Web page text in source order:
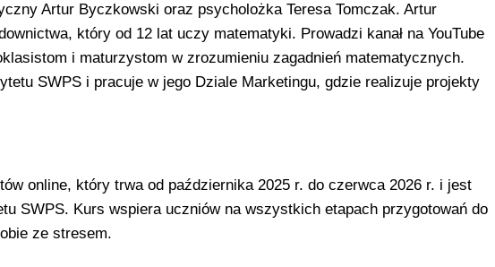
Artur Byczkowski oraz psycholożka Teresa Tomczak. Artur
który od 12 lat uczy matematyki. Prowadzi kanał na YouTube
i maturzystom w zrozumieniu zagadnień matematycznych.
SWPS i pracuje w jego Dziale Marketingu, gdzie realizuje projekty
online, który trwa od października 2025 r. do czerwca 2026 r. i jest
SWPS. Kurs wspiera uczniów na wszystkich etapach przygotowań do
ze stresem.